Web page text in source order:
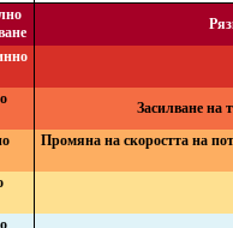
Засилване на
Промяна на скоростта на